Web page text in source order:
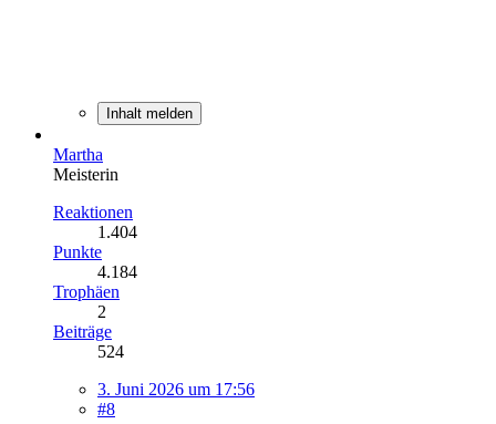
Inhalt melden
Martha
Meisterin
Reaktionen
1.404
Punkte
4.184
Trophäen
2
Beiträge
524
3. Juni 2026 um 17:56
#8